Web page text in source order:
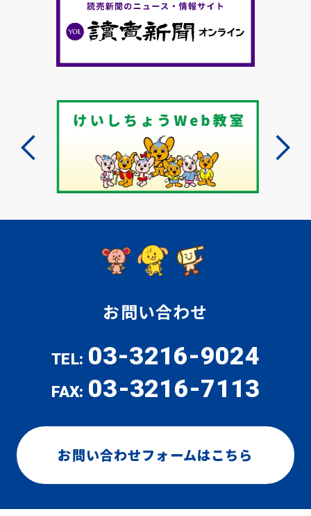
お問い合わせ
TEL: 03-3216-9024
FAX: 03-3216-7113
お問い合わせフォームはこちら